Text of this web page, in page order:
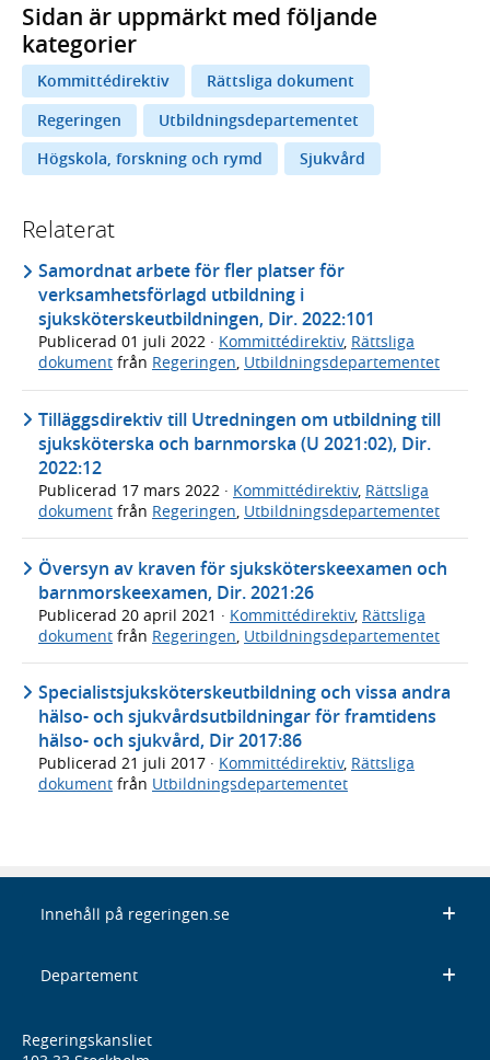
Sidan är uppmärkt med följande
kategorier
Kommittédirektiv
Rättsliga dokument
Regeringen
Utbildningsdepartementet
Högskola, forskning och rymd
Sjukvård
Relaterat
Samordnat arbete för fler platser för
verksamhetsförlagd utbildning i
sjuksköterskeutbildningen, Dir. 2022:101
Publicerad 01 juli 2022 · Kommittédirektiv, Rättsliga
dokument från Regeringen, Utbildningsdepartementet
Tilläggsdirektiv till Utredningen om utbildning till
sjuksköterska och barnmorska (U 2021:02), Dir.
2022:12
Publicerad 17 mars 2022 · Kommittédirektiv, Rättsliga
dokument från Regeringen, Utbildningsdepartementet
Översyn av kraven för sjuksköterskeexamen och
barnmorskeexamen, Dir. 2021:26
Publicerad 20 april 2021 · Kommittédirektiv, Rättsliga
dokument från Regeringen Utbildningsdepartementet
Specialistsjuksköterskeutbildning och vissa andra
hälso- och sjukvårdsutbildningar för framtidens
hälso- och sjukvård, Dir 2017:86
Publicerad 21 juli 2017 · Kommittédirektiv, Rättsliga
dokument från Utbildningsdepartementet
Innehåll på regeringen.se
Departement
Regeringskansliet